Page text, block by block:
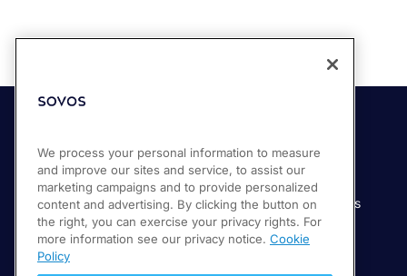
Soluciones
Compliance Cloud
Productos
Servicios
Industrias
Manufactura
Servicios financieros
Servicios digitales
We process your personal information to measure
and improve our sites and service, to assist our
marketing campaigns and to provide personalized
content and advertising. By clicking the button on
the right, you can exercise your privacy rights. For
more information see our privacy notice. Cookie
Policy